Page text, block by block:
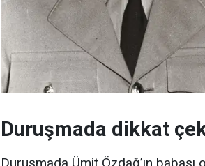
Duruşmada dikkat
Duruşmada Ümit Özdağ’ın